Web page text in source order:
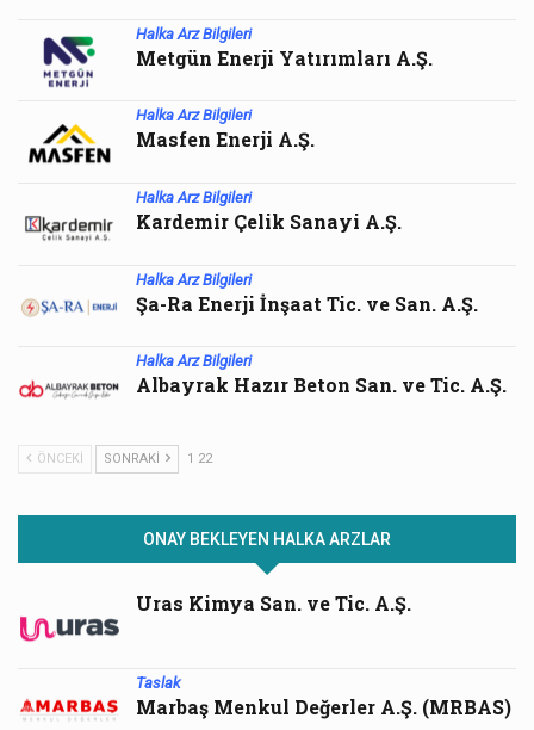
Halka Arz Bilgileri
Metgün Enerji Yatırımları A.Ş.
Halka Arz Bilgileri
Masfen Enerji A.Ş.
Halka Arz Bilgileri
Kardemir Çelik Sanayi A.Ş.
Halka Arz Bilgileri
Şa-Ra Enerji İnşaat Tic. ve San. A.Ş.
Halka Arz Bilgileri
Albayrak Hazır Beton San. ve Tic. A.Ş.
ÖNCEKI SONRAKI 1 22
ONAY BEKLEYEN HALKA ARZLAR
Uras Kimya San. ve Tic. A.Ş.
Taslak
Marbaş Menkul Değerler A.Ş. (MRBAS)